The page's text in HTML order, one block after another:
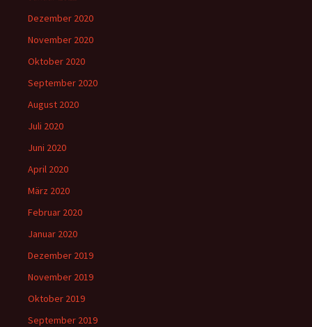
Dezember 2020
November 2020
Oktober 2020
September 2020
August 2020
Juli 2020
Juni 2020
April 2020
März 2020
Februar 2020
Januar 2020
Dezember 2019
November 2019
Oktober 2019
September 2019